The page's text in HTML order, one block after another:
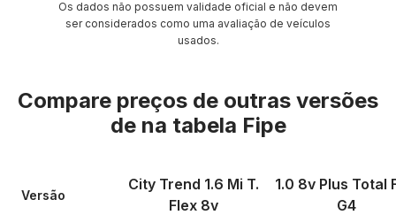
Os dados não possuem validade oficial e não devem
ser considerados como uma avaliação de veículos
usados.
Compare preços de outras versões
de na tabela Fipe
Versão
City Trend 1.6 Mi T.
Flex 8v
1.0 8v Plus Total
G4